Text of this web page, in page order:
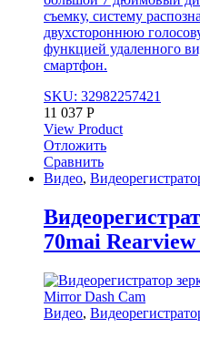
съемку, систему
двухстороннюю
функцией удаленного
смартфон.
SKU: 32982257421
11 037 Р
View Product
Отложить
Сравнить
Видео,
70mai
Видео,